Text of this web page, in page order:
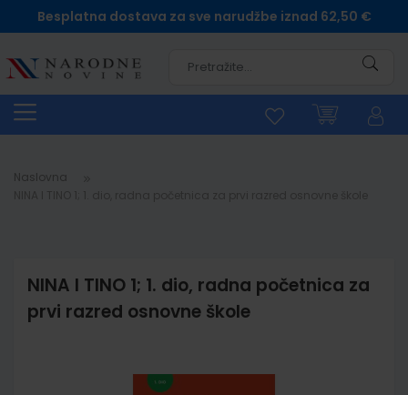
Besplatna dostava za sve narudžbe iznad 62,50 €
Naslovna
NINA I TINO 1; 1. dio, radna početnica za
prvi razred osnovne škole